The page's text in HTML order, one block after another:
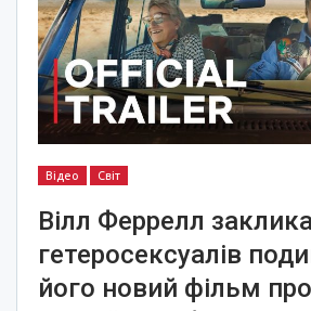
Відео Світ
Вілл Феррелл
гетеросексуалів
його новий фільм